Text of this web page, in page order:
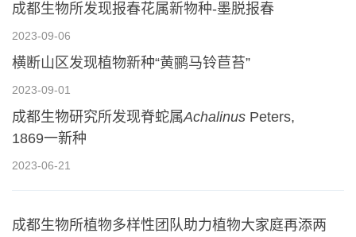
成都生物所发现报春花属新物种-墨脱报春
2023-09-06
横断山区发现植物新种“黄鹂马铃苣苔”
2023-09-01
成都生物研究所发现脊蛇属Achalinus Peters,
1869一新种
2023-06-21
成都生物所植物多样性团队助力植物大家庭再添两